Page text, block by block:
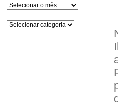
Arquivos
Categorias